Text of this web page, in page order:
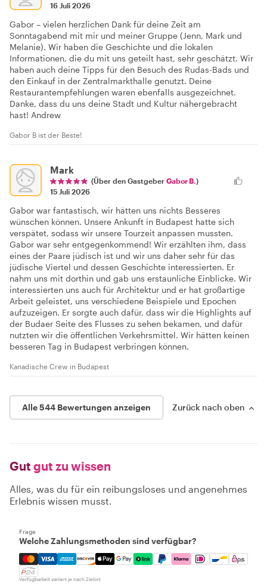
16 Juli 2026
Gabor – vielen herzlichen Dank für deine Zeit am
Sonntagabend mit mir und meiner Gruppe (Jenn, Mark und
Melanie). Wir haben die Geschichte und die lokalen
Informationen, die du mit uns geteilt hast, sehr geschätzt. Wir
haben auch deine Tipps für den Besuch des Rudas-Bads und
den Einkauf in der Zentralmarkthalle genutzt. Deine
Restaurantempfehlungen waren ebenfalls ausgezeichnet.
Danke, dass du uns deine Stadt und Kultur nähergebracht
hast! Andrew
Gabor B ist der Beste!
Mark
(Über den Gastgeber Gabor B. )
15 Juli 2026
Gabor war fantastisch, wir hätten uns nichts Besseres
wünschen können. Unsere Ankunft in Budapest hatte sich
verspätet, sodass wir unsere Tourzeit anpassen mussten.
Gabor war sehr entgegenkommend! Wir erzählten ihm, dass
eines der Paare jüdisch ist und wir uns daher sehr für das
jüdische Viertel und dessen Geschichte interessierten. Er
nahm uns mit dorthin und gab uns erstaunliche Einblicke. Wir
interessierten uns auch für Architektur und er hat großartige
Arbeit geleistet, uns verschiedene Beispiele und Epochen
aufzuzeigen. Er sorgte auch dafür, dass wir die Highlights auf
der Budaer Seite des Flusses zu sehen bekamen, und dafür
nutzten wir die öffentlichen Verkehrsmittel. Wir hätten keinen
besseren Tag in Budapest verbringen können.
Kanadische Crew in Budapest
Alle 544 Bewertungen anzeigen Zurück nach oben
Gut gut zu wissen
Alles, was du für ein reibungsloses und angenehmes
Erlebnis wissen musst.
Frage
Welche Zahlungsmethoden sind verfügbar?
Mastercard, Visa, Amex, Discover, Apple Pay, Google
Verfügbarkeit variiert je nach Zielort